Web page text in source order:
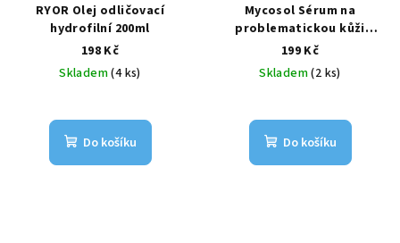
RYOR Olej odličovací
hydrofilní 200ml
198 Kč
Skladem(4 ks)
Do košíku
Mycosol Sérum na
problematickou kůži
nohou 8ml
199 Kč
Skladem(2 ks)
Do košíku